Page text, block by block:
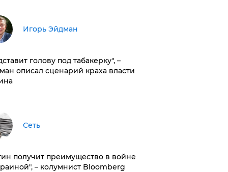
Игорь Эйдман
голову под табакерку", –
описал сценарий краха власти
Сеть
получит преимущество в войне
– колумнист Bloomberg